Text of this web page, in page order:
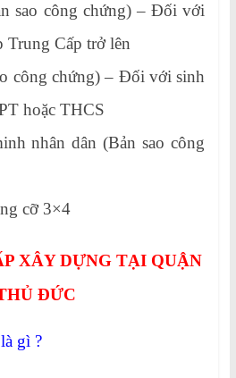
sao công chứng) – Đối với
Trung Cấp trở lên
công chứng) – Đối với sinh
hoặc THCS
nhân dân (Bản sao công
cỡ 3×4
XÂY DỰNG TẠI QUẬN
ĐỨC
gì ?